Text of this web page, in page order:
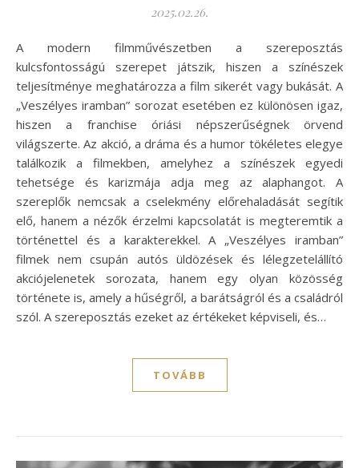
2025.02.26.
A modern filmművészetben a szereposztás
kulcsfontosságú szerepet játszik, hiszen a színészek
teljesítménye meghatározza a film sikerét vagy bukását. A
„Veszélyes iramban” sorozat esetében ez különösen igaz,
hiszen a franchise óriási népszerűségnek örvend
világszerte. Az akció, a dráma és a humor tökéletes elegye
találkozik a filmekben, amelyhez a színészek egyedi
tehetsége és karizmája adja meg az alaphangot. A
szereplők nemcsak a cselekmény előrehaladását segítik
elő, hanem a nézők érzelmi kapcsolatát is megteremtik a
történettel és a karakterekkel. A „Veszélyes iramban”
filmek nem csupán autós üldözések és lélegzetelállító
akciójelenetek sorozata, hanem egy olyan közösség
története is, amely a hűségről, a barátságról és a családról
szól. A szereposztás ezeket az értékeket képviseli, és…
TOVÁBB